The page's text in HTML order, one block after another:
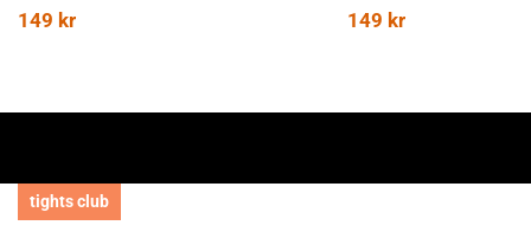
149 kr 149 kr
tights club